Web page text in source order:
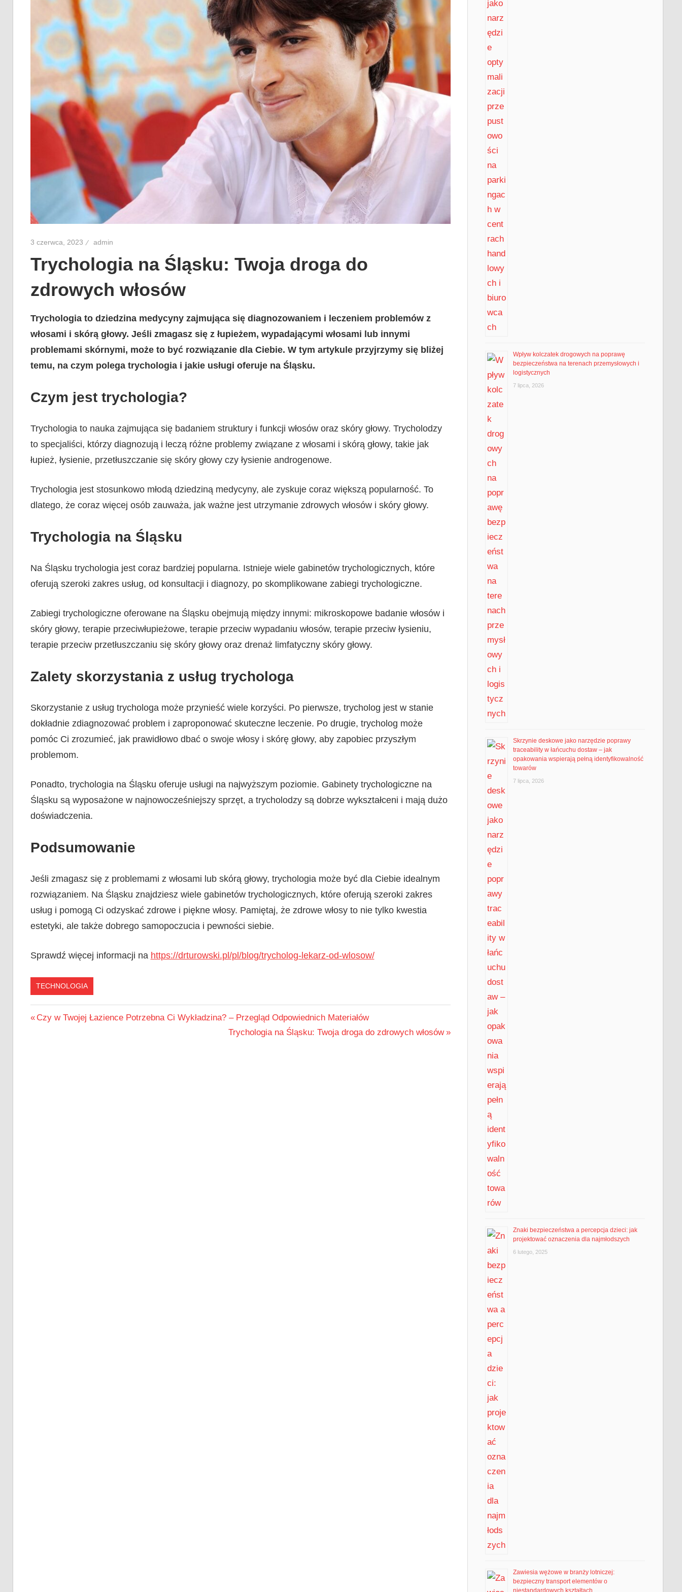
3 czerwca, 2023 admin
Trychologia na Śląsku: Twoja droga do
zdrowych włosów
Trychologia to dziedzina medycyny zajmująca się diagnozowaniem i leczeniem problemów z
włosami i skórą głowy. Jeśli zmagasz się z łupieżem, wypadającymi włosami lub innymi
problemami skórnymi, może to być rozwiązanie dla Ciebie. W tym artykule przyjrzymy się bliżej
temu, na czym polega trychologia i jakie usługi oferuje na Śląsku.
Czym jest trychologia?
Trychologia to nauka zajmująca się badaniem struktury i funkcji włosów oraz skóry głowy. Trycholodzy
to specjaliści, którzy diagnozują i leczą różne problemy związane z włosami i skórą głowy, takie jak
łupież, łysienie, przetłuszczanie się skóry głowy czy łysienie androgenowe.
Trychologia jest stosunkowo młodą dziedziną medycyny, ale zyskuje coraz większą popularność. To
dlatego, że coraz więcej osób zauważa, jak ważne jest utrzymanie zdrowych włosów i skóry głowy.
Trychologia na Śląsku
Na Śląsku trychologia jest coraz bardziej popularna. Istnieje wiele gabinetów trychologicznych, które
oferują szeroki zakres usług, od konsultacji i diagnozy, po skomplikowane zabiegi trychologiczne.
Zabiegi trychologiczne oferowane na Śląsku obejmują między innymi: mikroskopowe badanie włosów i
skóry głowy, terapie przeciwłupieżowe, terapie przeciw wypadaniu włosów, terapie przeciw łysieniu,
terapie przeciw przetłuszczaniu się skóry głowy oraz drenaż limfatyczny skóry głowy.
Zalety skorzystania z usług trychologa
Skorzystanie z usług trychologa może przynieść wiele korzyści. Po pierwsze, trycholog jest w stanie
dokładnie zdiagnozować problem i zaproponować skuteczne leczenie. Po drugie, trycholog może
pomóc Ci zrozumieć, jak prawidłowo dbać o swoje włosy i skórę głowy, aby zapobiec przyszłym
problemom.
Ponadto, trychologia na Śląsku oferuje usługi na najwyższym poziomie. Gabinety trychologiczne na
Śląsku są wyposażone w najnowocześniejszy sprzęt, a trycholodzy są dobrze wykształceni i mają dużo
doświadczenia.
Podsumowanie
Jeśli zmagasz się z problemami z włosami lub skórą głowy, trychologia może być dla Ciebie idealnym
rozwiązaniem. Na Śląsku znajdziesz wiele gabinetów trychologicznych, które oferują szeroki zakres
usług i pomogą Ci odzyskać zdrowe i piękne włosy. Pamiętaj, że zdrowe włosy to nie tylko kwestia
estetyki, ale także dobrego samopoczucia i pewności siebie.
Sprawdź więcej informacji na https://drturowski.pl/pl/blog/trycholog-lekarz-od-wlosow/
TECHNOLOGIA
Nawigacja
Previous
Czy w Twojej Łazience Potrzebna Ci Wykładzina? – Przegląd Odpowiednich Materiałów
Next
Trychologia na Śląsku: Twoja droga do zdrowych włosów
Wpływ kolczatek drogowych na poprawę
bezpieczeństwa na terenach przemysłowych i
logistycznych
7 lipca, 2026
Skrzynie deskowe jako narzędzie poprawy
traceability w łańcuchu dostaw – jak
opakowania wspierają pełną identyfikowalność
towarów
7 lipca, 2026
Znaki bezpieczeństwa a percepcja dzieci: jak
projektować oznaczenia dla najmłodszych
6 lutego, 2025
Zawiesia wężowe w branży lotniczej:
bezpieczny transport elementów o
niestandardowych kształtach